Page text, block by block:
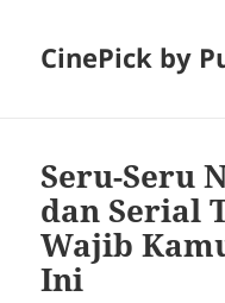
CinePick by
Seru-Seru
dan Serial
Wajib
Ini